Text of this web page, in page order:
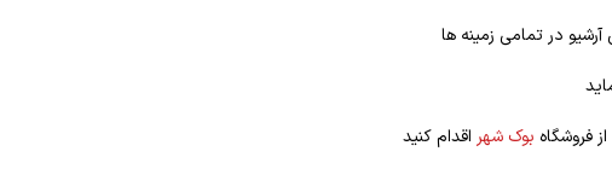
در تمامی زمینه ها
فروشگاه بوک شهر اقدام کنید